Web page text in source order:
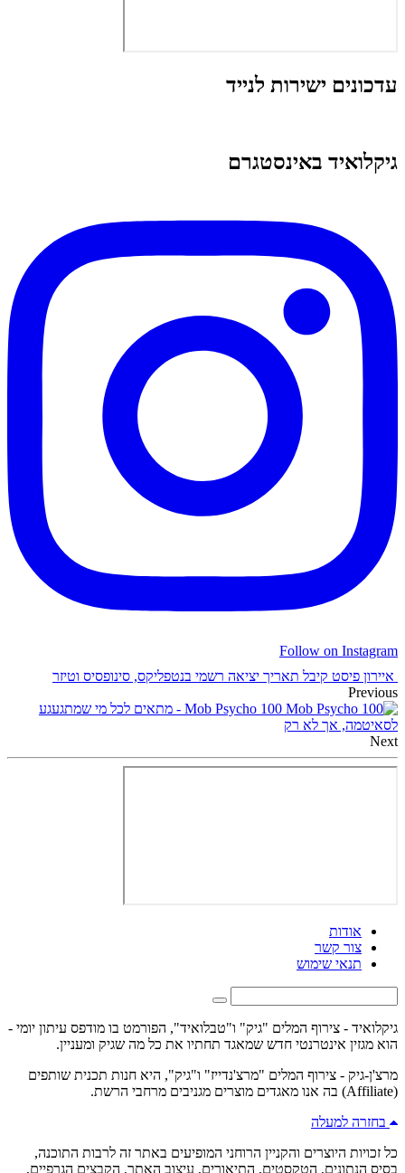
עדכונים ישירות לנייד
גיקלואיד באינסטגרם
Follow on Instagram
איירון פיסט קיבל תאריך יציאה רשמי בנטפליקס, סינופסיס וטיזר
Previous
Mob Psycho 100 - מתאים לכל מי שמתגעגע
לסאיטמה, אך לא רק
Next
אודות
צור קשר
תנאי שימוש
גיקלואיד - צירוף המלים "גיק" ו"טבלואיד", הפורמט בו מודפס עיתון יומי -
הוא מגזין אינטרנטי חדש שמאגד תחתיו את כל מה שגיק ומעניין.
מרצ'ן-גיק - צירוף המלים "מרצ'נדייז" ו"גיק", היא חנות תכנית שותפים
(Affiliate) בה אנו מאגדים מוצרים מגניבים מרחבי הרשת.
בחזרה למעלה
כל זכויות היוצרים והקניין הרוחני המופיעים באתר זה לרבות התוכנה,
בסיס הנתונים, הטקסטים, התיאורים, עיצוב האתר, הקבצים הגרפיים,